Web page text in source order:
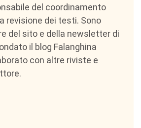
del coordinamento
revisione dei testi. Sono
del sito e della newsletter di
il blog Falanghina
con altre riviste e